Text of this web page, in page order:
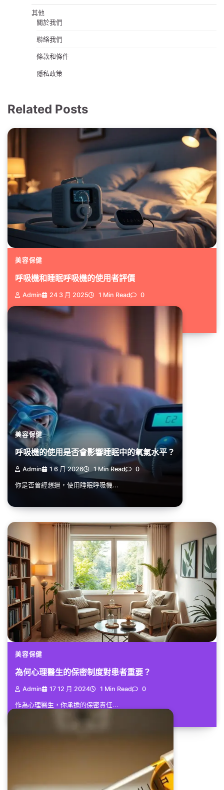
其他
關於我們
聯絡我們
條款和條件
隱私政策
Related Posts
美容保健
呼吸機和睡眠呼吸機的使用者評價
Admin 24 3 月 2025 1 Min Read 0
我們每個人都希望擁有一個良好的...
美容保健
呼吸機的使用是否會影響睡眠中的氧氣水平？
Admin 1 6 月 2026 1 Min Read 0
你是否曾經想過，使用睡眠呼吸機...
美容保健
為何心理醫生的保密制度對患者重要？
Admin 17 12 月 2024 1 Min Read 0
作為心理醫生，你承擔的保密責任...